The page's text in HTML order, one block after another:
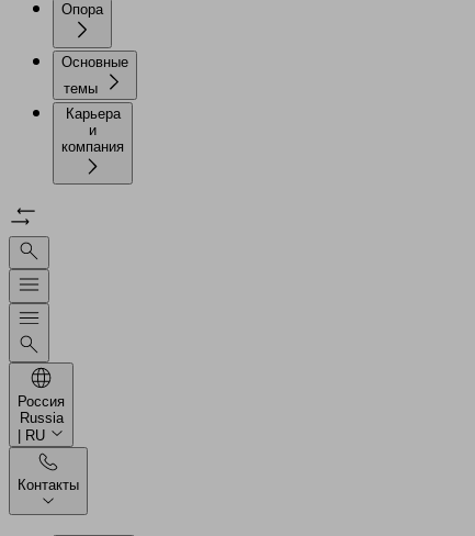
Опора
Основные
темы
Карьера
и
компания
Россия
Russia
| RU
Контакты